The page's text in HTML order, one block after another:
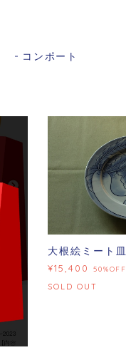
コンポート
大根絵ミート皿
¥15,400 50%OFF
SOLD OUT